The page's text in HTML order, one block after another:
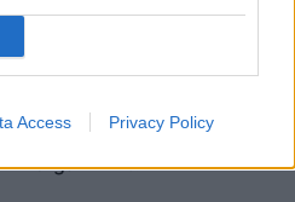
Access Privacy Policy
Sa është sasia ditore e
proteinave që i nevojitet
organizmit?